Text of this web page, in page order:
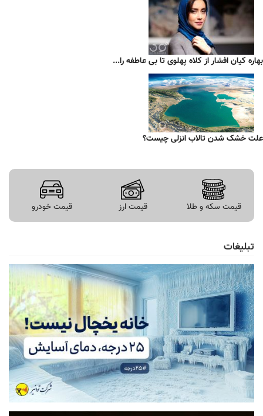
بهاره کیان افشار از کلاه پهلوی تا بی عاطفه را...
علت خشک شدن تالاب انزلی چیست؟
قیمت سکه و طلا قیمت ارز قیمت خودرو
تبلیغات